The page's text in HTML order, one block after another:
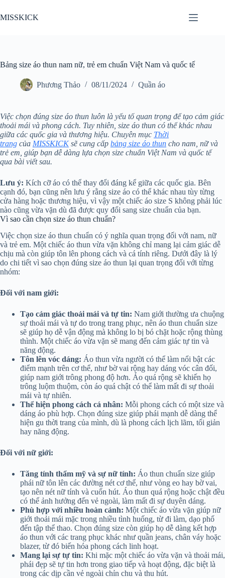
đến
phần
MISSKICK
Bảng size áo thun nam nữ, trẻ em chuẩn Việt Nam và quốc tế
Phương Thảo 08/11/2024 Quần áo
Việc chọn đúng size áo thun luôn là yếu tố quan trọng để tạo cảm giác
thoải mái và phong cách. Tuy nhiên, size áo thun có thể khác nhau
giữa các quốc gia và thương hiệu. Chuyên mục Thời
trang của MISSKICKsẽ cung cấp bảng size áo thun cho nam, nữ và
trẻ em, giúp bạn dễ dàng lựa chọn size chuẩn Việt Nam và quốc tế
qua bài viết sau.
Lưu ý: Kích cỡ áo có thể thay đổi đáng kể giữa các quốc gia. Bên
cạnh đó, bạn cũng nên lưu ý rằng size áo có thể khác nhau tùy từng
cửa hàng hoặc thương hiệu, vì vậy một chiếc áo size S không phải lúc
nào cũng vừa vặn dù đã được quy đổi sang size chuẩn của bạn.
Vì sao cần chọn size áo thun chuẩn?
Việc chọn size áo thun chuẩn có ý nghĩa quan trọng đối với nam, nữ
và trẻ em. Một chiếc áo thun vừa vặn không chỉ mang lại cảm giác dễ
chịu mà còn giúp tôn lên phong cách và cá tính riêng. Dưới đây là lý
do chi tiết vì sao chọn đúng size áo thun lại quan trọng đối với từng
nhóm:
Đối với nam giới:
Tạo cảm giác thoải mái và tự tin: Nam giới thường ưa chuộng
sự thoải mái và tự do trong trang phục, nên áo thun chuẩn size
sẽ giúp họ dễ vận động mà không lo bị bó chặt hoặc rộng thùng
thình. Một chiếc áo vừa vặn sẽ mang đến cảm giác tự tin và
năng động.
Tôn lên vóc dáng: Áo thun vừa người có thể làm nổi bật các
điểm mạnh trên cơ thể, như bờ vai rộng hay dáng vóc cân đối,
giúp nam giới trông phong độ hơn. Áo quá rộng sẽ khiến họ
trông luộm thuộm, còn áo quá chật có thể làm mất đi sự thoải
mái và tự nhiên.
Thể hiện phong cách cá nhân: Mỗi phong cách có một size và
dáng áo phù hợp. Chọn đúng size giúp phái mạnh dễ dàng thể
hiện gu thời trang của mình, dù là phong cách lịch lãm, tối giản
hay năng động.
Đối với nữ giới:
Tăng tính thẩm mỹ và sự nữ tính: Áo thun chuẩn size giúp
phái nữ tôn lên các đường nét cơ thể, như vòng eo hay bờ vai,
tạo nên nét nữ tính và cuốn hút. Áo thun quá rộng hoặc chật đều
có thể ảnh hưởng đến vẻ ngoài, làm mất đi sự duyên dáng.
Phù hợp với nhiều hoàn cảnh: Một chiếc áo vừa vặn giúp nữ
giới thoải mái mặc trong nhiều tình huống, từ đi làm, dạo phố
đến tập thể thao. Chọn đúng size còn giúp họ dễ dàng kết hợp
áo thun với các trang phục khác như quần jeans, chân váy hoặc
blazer, từ đó biến hóa phong cách linh hoạt.
Mang lại sự tự tin: Khi mặc một chiếc áo vừa vặn và thoải mái,
phái đẹp sẽ tự tin hơn trong giao tiếp và hoạt động, đặc biệt là
trong các dịp cần vẻ ngoài chỉn chu và thu hút.